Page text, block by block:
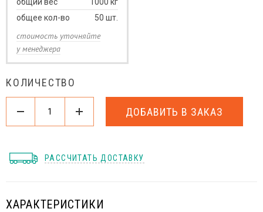
общее кол-во
50 шт.
стоимость уточняйте
у менеджера
КОЛИЧЕСТВО
ДОБАВИТЬ В ЗАКАЗ
РАССЧИТАТЬ ДОСТАВКУ
ХАРАКТЕРИСТИКИ